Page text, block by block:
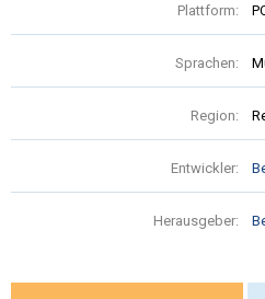
Plattform:
Sprachen:
Region:
Entwickler:
Herausgeber: